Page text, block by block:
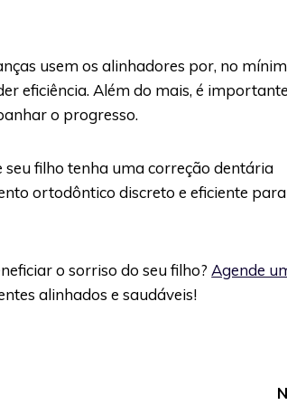
usem os alinhadores por, no
eficiência. Além do mais, é importante
o progresso.
filho tenha uma correção dentária
ortodôntico discreto e eficiente
o sorriso do seu filho? Agende
alinhados e saudáveis!